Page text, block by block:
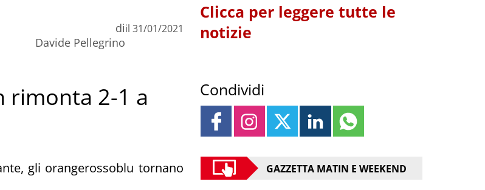
di
Davide Pellegrino
il 31/01/2021
rimonta 2-1 a
gli orangerossoblu tornano
Clicca per leggere tutte le
notizie
Condividi
GAZZETTA MATIN E WEEKEND